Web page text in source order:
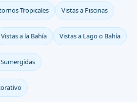
Tropicales Vistas a Piscinas
Vistas a la Bahía Vistas a Lago o Bahía